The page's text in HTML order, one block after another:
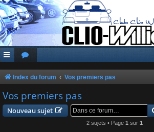
Index du forum Vos premiers pas
Vos premiers pas
Nouveau sujet
2 sujets • Page 1 sur 1